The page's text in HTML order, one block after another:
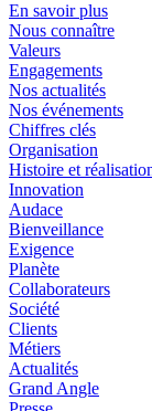
En savoir plus
Nous connaître
Valeurs
Engagements
Nos actualités
Nos événements
Chiffres clés
Organisation
Histoire et
Innovation
Audace
Bienveillance
Exigence
Planète
Collaborateurs
Société
Clients
Métiers
Actualités
Grand Angle